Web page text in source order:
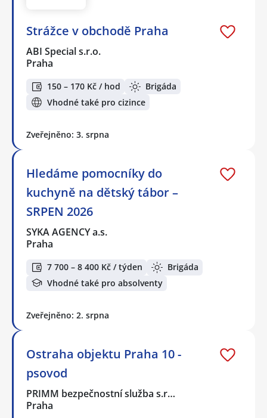
Strážce v obchodě Praha
ABI Special s.r.o.
Praha
150 – 170 Kč / hod
Brigáda
Vhodné také pro cizince
Zveřejněno: 3. srpna
Hledáme pomocníky do
kuchyně na dětský tábor –
SRPEN 2026
SYKA AGENCY a.s.
Praha
7 700 – 8 400 Kč / týden
Brigáda
Vhodné také pro absolventy
Zveřejněno: 2. srpna
Ostraha objektu Praha 10 -
psovod
PRIMM bezpečnostní služba s.r…
Praha